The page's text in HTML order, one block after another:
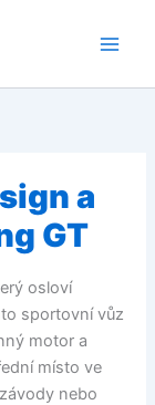
a
GT
osloví
sportovní vůz
motor a
místo ve
nebo